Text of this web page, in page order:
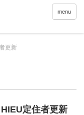
menu
更新
定住者更新